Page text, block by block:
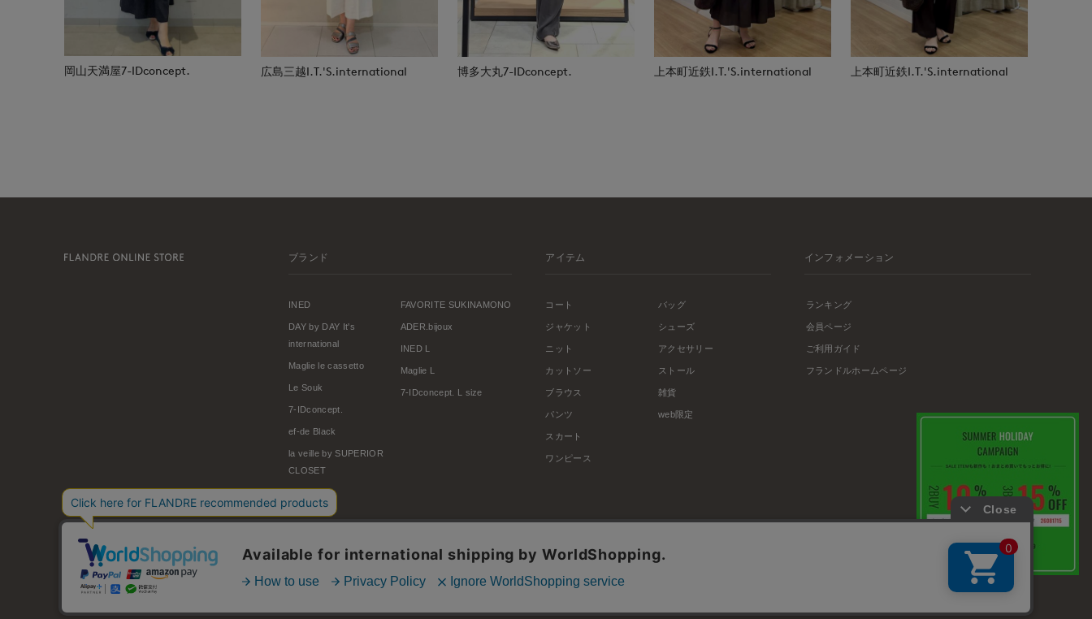
岡山天満屋7-IDconcept. 広島三越I.T.'S.international 博多大丸7-IDconcept. 上本町近鉄I.T.'S.international 上本町近鉄I.T.'S.international
ブランド
INED
DAY by DAY It's
international
Maglie le cassetto
Le Souk
7-IDconcept.
ef-de Black
la veille by SUPERIOR
CLOSET
FAVORITE SUKINAMONO
ADER.bijoux
INED L
Maglie L
7-IDconcept. L size
アイテム
コート
ジャケット
ニット
カットソー
ブラウス
パンツ
スカート
ワンピース
バッグ
シューズ
アクセサリー
ストール
雑貨
web限定
インフォメーション
ランキング
会員ページ
ご利用ガイド
フランドルホームページ
© FLANDRE CO., LTD.